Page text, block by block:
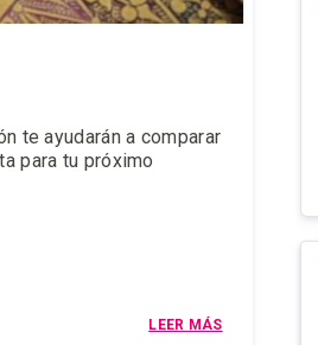
te ayudarán a comparar
para tu próximo
LEER MÁS